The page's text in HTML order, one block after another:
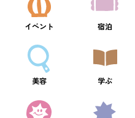
イベント 宿泊
美容 学ぶ